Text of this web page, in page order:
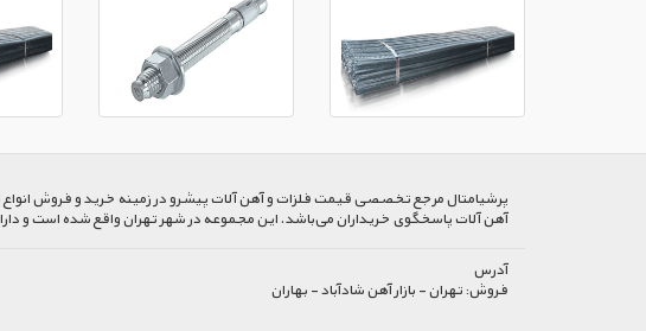
پرشیا‌متال مرجع تخصصی قیمت فلزات و آهن آلات پیشرو در زمینه خرید و فروش انواع
آهن آلات پاسخگوی خریداران می‌باشد. این مجموعه در شهر تهران واقع شده است و
آدرس
فروش:تهران - بازار آهن شادآباد - بهاران